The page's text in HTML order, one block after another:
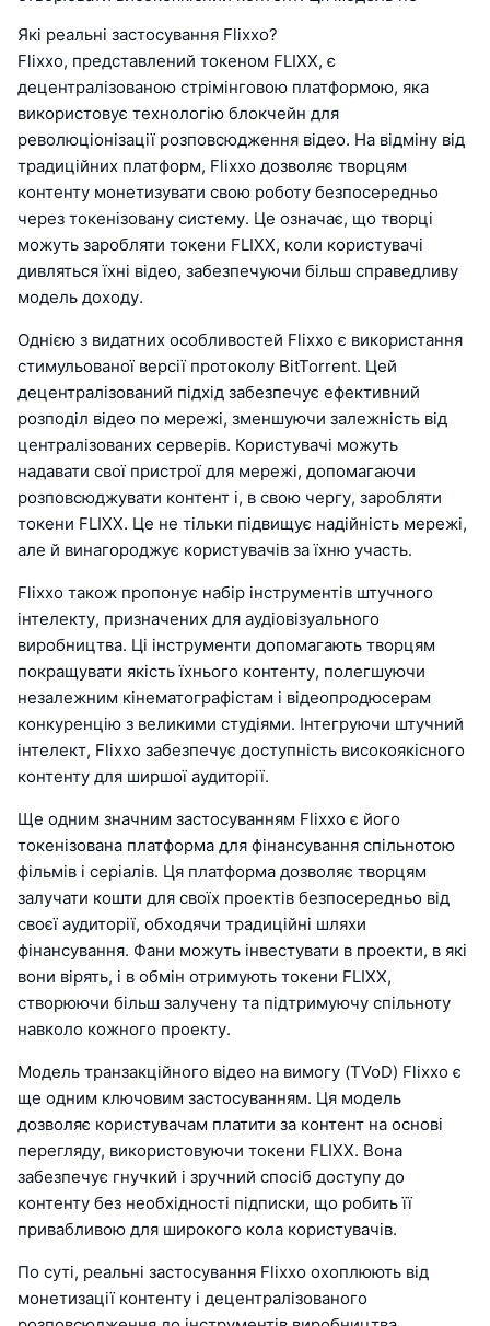
Які реальні застосування Flixxo?
Flixxo, представлений токеном FLIXX, є
децентралізованою стрімінговою платформою, яка
використовує технологію блокчейн для
революціонізації розповсюдження відео. На відміну від
традиційних платформ, Flixxo дозволяє творцям
контенту монетизувати свою роботу безпосередньо
через токенізовану систему. Це означає, що творці
можуть заробляти токени FLIXX, коли користувачі
дивляться їхні відео, забезпечуючи більш справедливу
модель доходу.
Однією з видатних особливостей Flixxo є використання
стимульованої версії протоколу BitTorrent. Цей
децентралізований підхід забезпечує ефективний
розподіл відео по мережі, зменшуючи залежність від
централізованих серверів. Користувачі можуть
надавати свої пристрої для мережі, допомагаючи
розповсюджувати контент і, в свою чергу, заробляти
токени FLIXX. Це не тільки підвищує надійність мережі,
але й винагороджує користувачів за їхню участь.
Flixxo також пропонує набір інструментів штучного
інтелекту, призначених для аудіовізуального
виробництва. Ці інструменти допомагають творцям
покращувати якість їхнього контенту, полегшуючи
незалежним кінематографістам і відеопродюсерам
конкуренцію з великими студіями. Інтегруючи штучний
інтелект, Flixxo забезпечує доступність високоякісного
контенту для ширшої аудиторії.
Ще одним значним застосуванням Flixxo є його
токенізована платформа для фінансування спільнотою
фільмів і серіалів. Ця платформа дозволяє творцям
залучати кошти для своїх проектів безпосередньо від
своєї аудиторії, обходячи традиційні шляхи
фінансування. Фани можуть інвестувати в проекти, в які
вони вірять, і в обмін отримують токени FLIXX,
створюючи більш залучену та підтримуючу спільноту
навколо кожного проекту.
Модель транзакційного відео на вимогу (TVoD) Flixxo є
ще одним ключовим застосуванням. Ця модель
дозволяє користувачам платити за контент на основі
перегляду, використовуючи токени FLIXX. Вона
забезпечує гнучкий і зручний спосіб доступу до
контенту без необхідності підписки, що робить її
привабливою для широкого кола користувачів.
По суті, реальні застосування Flixxo охоплюють від
монетизації контенту і децентралізованого